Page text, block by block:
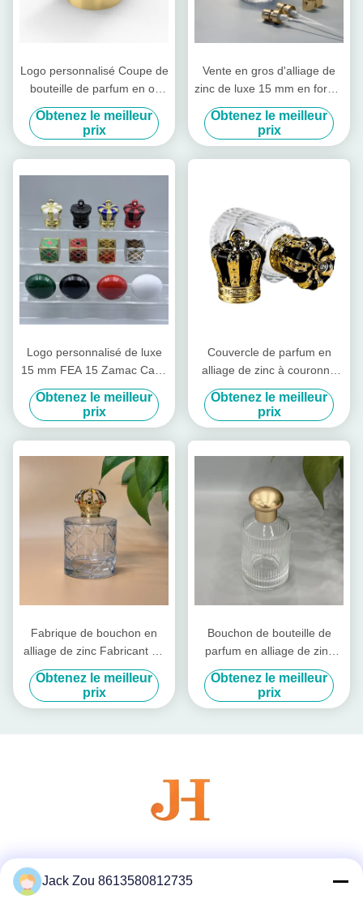
Logo personnalisé Coupe de
bouteille de parfum en or
brillant en forme carrée
Obtenez le meilleur
prix
Vente en gros d'alliage de
zinc de luxe 15 mm en forme
irrégulière Zamak bouchon
de bouteille de parfum de
haute qualité bouchon de
disque ouvert facile pour les
Obtenez le meilleur
prix
Logo personnalisé de luxe
15 mm FEA 15 Zamac Caps
de parfum métallique créatif
universel Couvercle de
bouteille pour bouteilles de
parfums
Obtenez le meilleur
prix
Couvercle de parfum en
alliage de zinc à couronne
15 mm Disque de
pulvérisation de pompe
métallique Couvercle pour
bouteilles Couvercle
magnétique pour bouteilles
de parfum Couvercles
Fermetures de bouteilles
Obtenez le meilleur
prix
Fabrique de bouchon en
alliage de zinc Fabricant de
bouchon de parfum Zamac
Bouchon de parfum
Couvertures de couverture
Obtenez le meilleur
prix
Bouchon de bouteille de
parfum en alliage de zinc
métallique pour votre
bouteille en verre
Obtenez le meilleur
prix
Jack Zou 8613580812735